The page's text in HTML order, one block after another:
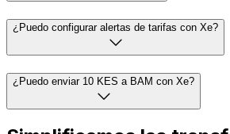
¿Puedo configurar alertas de tarifas con Xe?
¿Puedo enviar 10 KES a BAM con Xe?